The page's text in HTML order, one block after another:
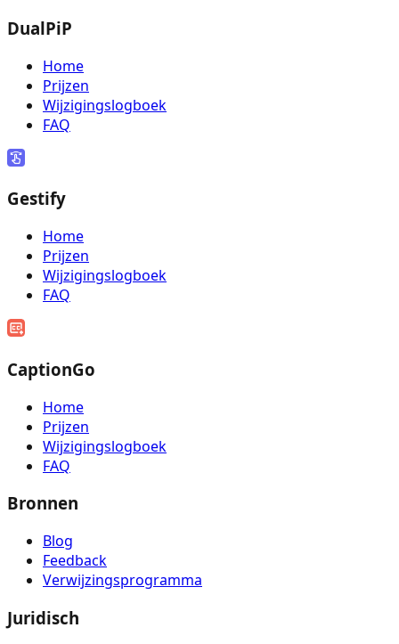
DualPiP
Home
Prijzen
Wijzigingslogboek
FAQ
Gestify
Home
Prijzen
Wijzigingslogboek
FAQ
CaptionGo
Home
Prijzen
Wijzigingslogboek
FAQ
Bronnen
Blog
Feedback
Verwijzingsprogramma
Juridisch